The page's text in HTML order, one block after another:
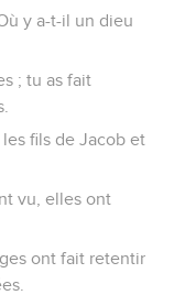
y a-t-il un dieu
; tu as fait
fils de Jacob et
vu, elles ont
ont fait retentir